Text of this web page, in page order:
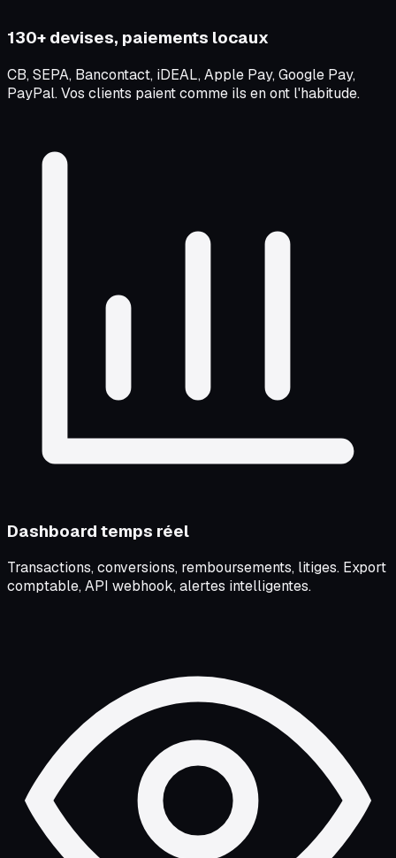
130+ devises, paiements locaux
CB, SEPA, Bancontact, iDEAL, Apple Pay, Google Pay,
PayPal. Vos clients paient comme ils en ont l'habitude.
Dashboard temps réel
Transactions, conversions, remboursements, litiges. Export
comptable, API webhook, alertes intelligentes.